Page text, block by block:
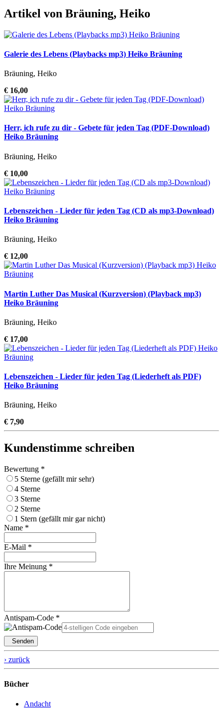
Artikel von Bräuning, Heiko
Galerie des Lebens (Playbacks mp3) Heiko Bräuning
Bräuning, Heiko
€ 16,00
Herr, ich rufe zu dir - Gebete für jeden Tag (PDF-Download)
Heiko Bräuning
Bräuning, Heiko
€ 10,00
Lebenszeichen - Lieder für jeden Tag (CD als mp3-Download)
Heiko Bräuning
Bräuning, Heiko
€ 12,00
Martin Luther Das Musical (Kurzversion) (Playback mp3)
Heiko Bräuning
Bräuning, Heiko
€ 17,00
Lebenszeichen - Lieder für jeden Tag (Liederheft als PDF)
Heiko Bräuning
Bräuning, Heiko
€ 7,90
Kundenstimme schreiben
Bewertung *
5 Sterne (gefällt mir sehr)
4 Sterne
3 Sterne
2 Sterne
1 Stern (gefällt mir gar nicht)
Name *
E-Mail *
Ihre Meinung *
Antispam-Code *
Senden
› zurück
Bücher
Andacht